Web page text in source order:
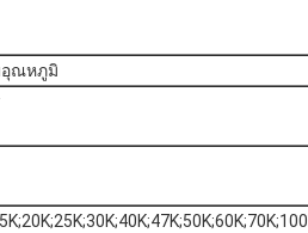
อุณหภูมิ